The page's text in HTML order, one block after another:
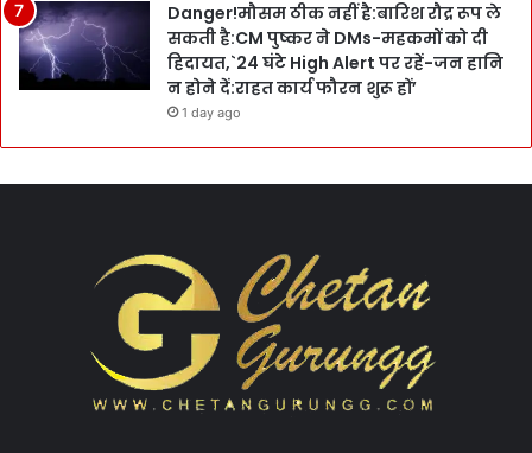
Danger!मौसम ठीक नहीं है:बारिश रौद्र रूप ले
सकती है:CM पुष्कर ने DMs-महकमों को दी
हिदायत,`24 घंटे High Alert पर रहें-जन हानि
न होने दें:राहत कार्य फौरन शुरू हों’
1 day ago